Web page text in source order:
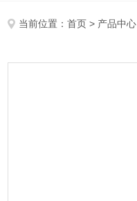
当前位置：首页 > 产品中心